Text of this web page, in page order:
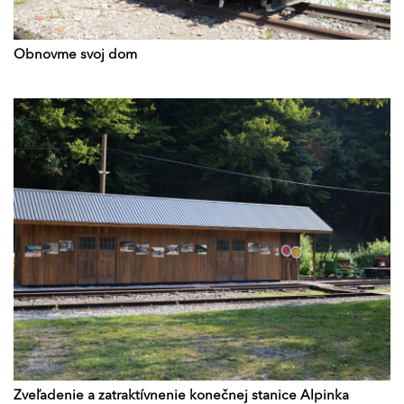
Obnovme svoj dom
Zveľadenie a zatraktívnenie konečnej stanice Alpinka